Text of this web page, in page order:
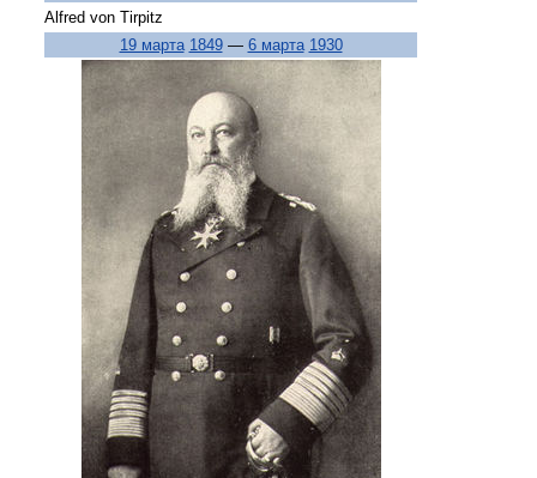
Alfred von Tirpitz
19 марта 1849— 6 марта 1930